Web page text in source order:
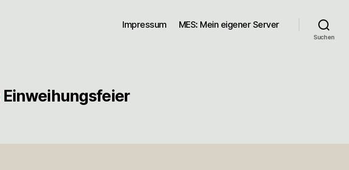
Impressum MES: Mein eigener Server
Suchen
Einweihungsfeier